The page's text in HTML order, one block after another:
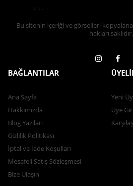
Bu sitenin içeriği ve görselleri
hakları saklıdır.
BAĞLANTILAR
Ana Sayfa
Hakkımızda
Blog Yazıları
Gizlilik Politikası
İptal ve İade Koşulları
Mesafeli Satış Sözleşmesi
Bize Ulaşın
Yeni
Üye